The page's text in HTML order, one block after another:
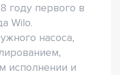
году первого в
Wilo.
насоса,
исполнении и